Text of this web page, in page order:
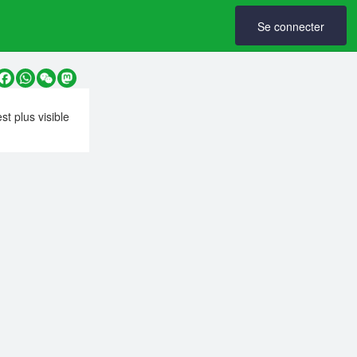
Se connecter
Facebook
WhatsApp
WeChatMastodon
plus visible